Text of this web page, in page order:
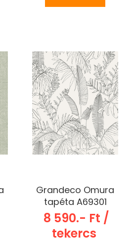
Grandeco Omura
tapéta A69301
8 590.- Ft /
tekercs